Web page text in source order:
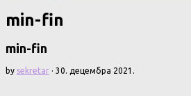
min-fin
min-fin
by sekretar · 30. децембра 2021.